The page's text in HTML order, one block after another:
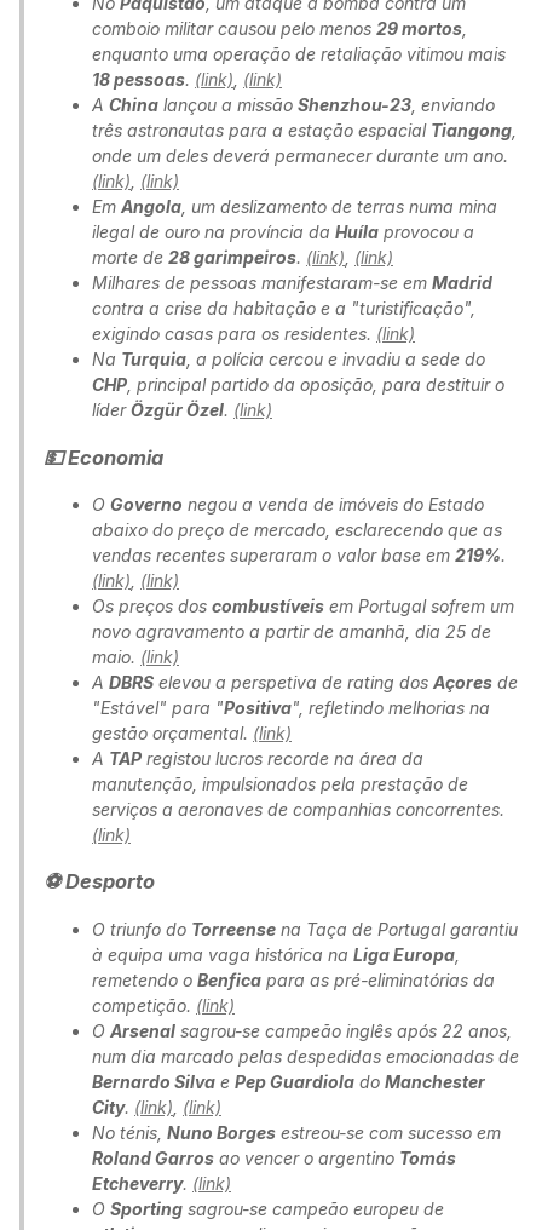
comboio militar causou pelo menos 29 mortos
enquanto uma operação de retaliação vitimou mais
18 pessoas. (link) (link)
A China lançou a missão Shenzhou-23 , enviando
três astronautas para a estação espacial Tiangong
onde um deles deverá permanecer durante um ano.
(link) (link)
Em Angola , um deslizamento de terras numa mina
ilegal de ouro na província da Huíla provocou a
morte de 28 garimpeiros. (link) (link)
Milhares de pessoas manifestaram-se em Madrid
contra a crise da habitação e a "turistificação",
exigindo casas para os residentes. (link)
Na Turquia , a polícia cercou e invadiu a sede do
CHP , principal partido da oposição, para destituir o
líderÖzgür Özel. (link)
💵 Economia
O Governo negou a venda de imóveis do Estado
abaixo do preço de mercado, esclarecendo que as
vendas recentes superaram o valor base em 219%.
(link) (link)
Os preços dos combustíveis em Portugal sofrem um
novo agravamento a partir de amanhã, dia 25 de
maio. (link)
A DBRS elevou a perspetiva de rating dos Açores de
"Estável" para "Positiva", refletindo melhorias na
gestão orçamental. (link)
A TAP registou lucros recorde na área da
manutenção, impulsionados pela prestação de
serviços a aeronaves de companhias concorrentes.
(link)
⚽ Desporto
O triunfo do Torreense na Taça de Portugal garantiu
à equipa uma vaga histórica na Liga Europa
remetendo o Benfica para as pré-eliminatórias da
competição. (link)
O Arsenal sagrou-se campeão inglês após 22 anos,
num dia marcado pelas despedidas emocionadas de
Bernardo Silva e Pep Guardiola do Manchester
City. (link) (link)
No ténis, Nuno Borges estreou-se com sucesso em
Roland Garros ao vencer o argentino Tomás
Etcheverry. (link)
O Sporting sagrou-se campeão europeu de